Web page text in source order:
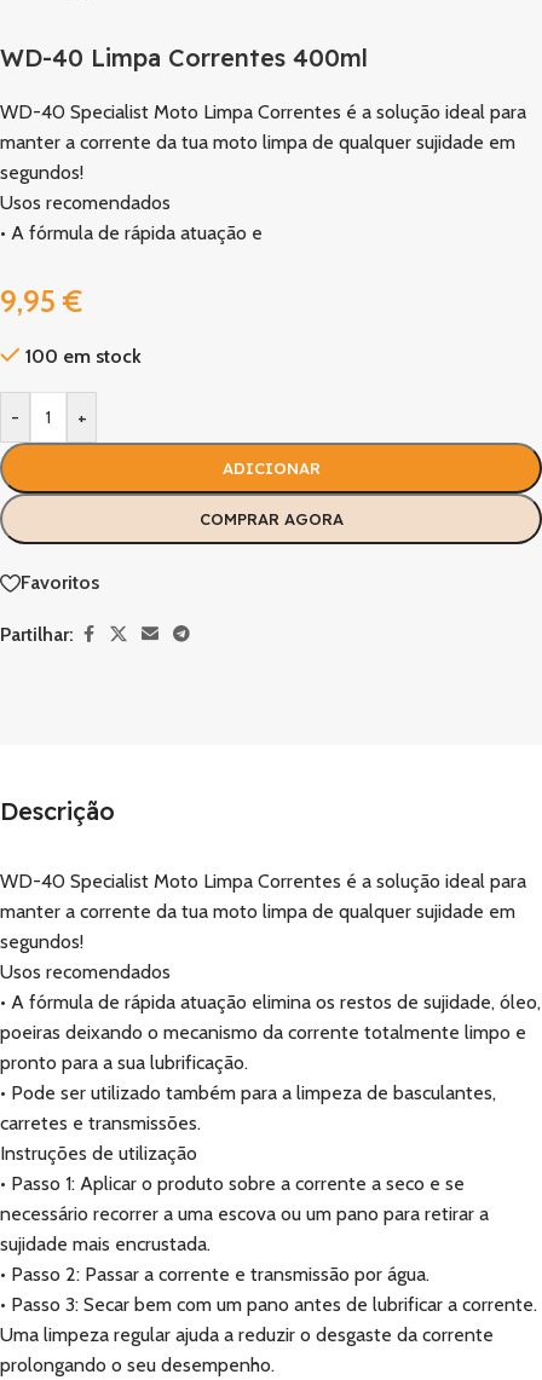
WD-40 Limpa Correntes 400ml
WD-40 Specialist Moto Limpa Correntes é a solução ideal para
manter a corrente da tua moto limpa de qualquer sujidade em
segundos!
Usos recomendados
• A fórmula de rápida atuação e
9,95 €
100 em stock
- +
ADICIONAR
COMPRAR AGORA
Favoritos
Partilhar:
Descrição
WD-40 Specialist Moto Limpa Correntes é a solução ideal para
manter a corrente da tua moto limpa de qualquer sujidade em
segundos!
Usos recomendados
• A fórmula de rápida atuação elimina os restos de sujidade, óleo,
poeiras deixando o mecanismo da corrente totalmente limpo e
pronto para a sua lubrificação.
• Pode ser utilizado também para a limpeza de basculantes,
carretes e transmissões.
Instruções de utilização
• Passo 1: Aplicar o produto sobre a corrente a seco e se
necessário recorrer a uma escova ou um pano para retirar a
sujidade mais encrustada.
• Passo 2: Passar a corrente e transmissão por água.
• Passo 3: Secar bem com um pano antes de lubrificar a corrente.
Uma limpeza regular ajuda a reduzir o desgaste da corrente
prolongando o seu desempenho.